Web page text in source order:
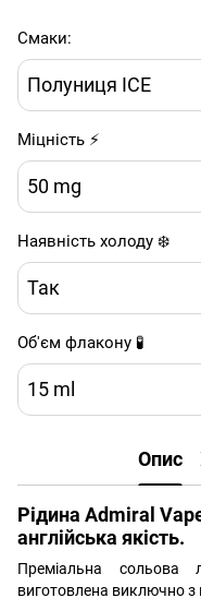
Смаки:
Полуниця ICE
Міцність ⚡
50 mg
Наявність холоду ❄️
Так
Об'єм флакону 🧪
15 ml
Опис
Рідина Admiral
англійська якість.
Преміальна сольова
виготовлена виключно з